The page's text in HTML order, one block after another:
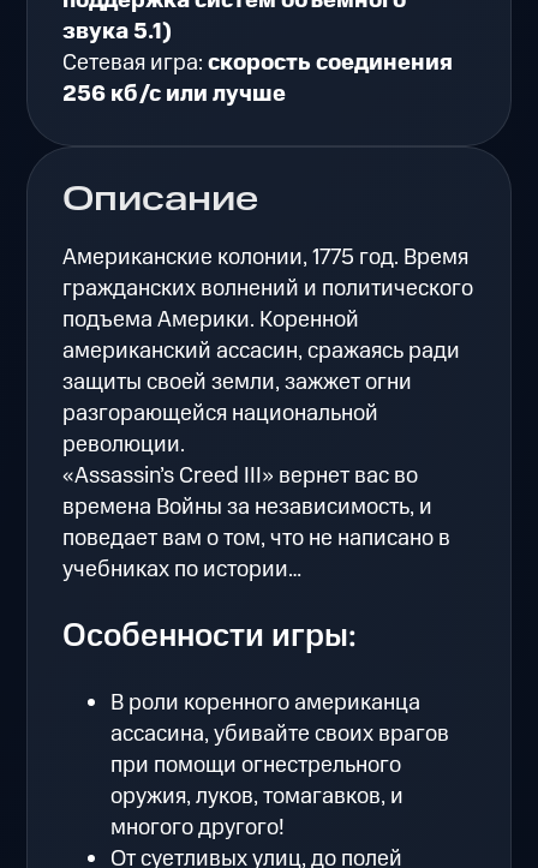
Описание
Американские колонии, 1775 год. Время
гражданских волнений и политического
подъема Америки. Коренной
американский ассасин, сражаясь ради
защиты своей земли, зажжет огни
разгорающейся национальной
революции.
«Assassin’s Creed III» вернет вас во
времена Войны за независимость, и
поведает вам о том, что не написано в
учебниках по истории…
Особенности игры:
В роли коренного американца
ассасина, убивайте своих врагов
при помощи огнестрельного
оружия, луков, томагавков, и
многого другого!
От суетливых улиц, до полей
звука 5.1)
Сетевая игра:скорость соединения
256 кб/с или лучше